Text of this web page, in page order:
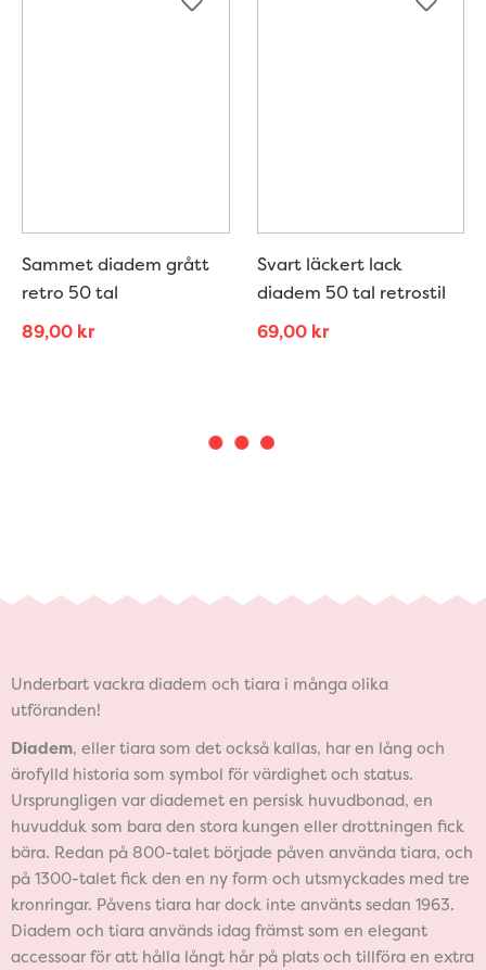
Sammet diadem grått
retro 50 tal
89,00 kr
Svart läckert lack
diadem 50 tal retrostil
69,00 kr
Underbart vackra diadem och tiara i många olika
utföranden!
Diadem, eller tiara som det också kallas, har en lång och
ärofylld historia som symbol för värdighet och status.
Ursprungligen var diademet en persisk huvudbonad, en
huvudduk som bara den stora kungen eller drottningen fick
bära. Redan på 800-talet började påven använda tiara, och
på 1300-talet fick den en ny form och utsmyckades med tre
kronringar. Påvens tiara har dock inte använts sedan 1963.
Diadem och tiara används idag främst som en elegant
accessoar för att hålla långt hår på plats och tillföra en extra